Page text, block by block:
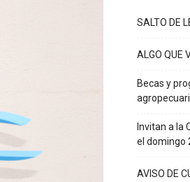
SALTO DE
ALGO QUE
Becas y
Invitan a la
el domingo
AVISO DE